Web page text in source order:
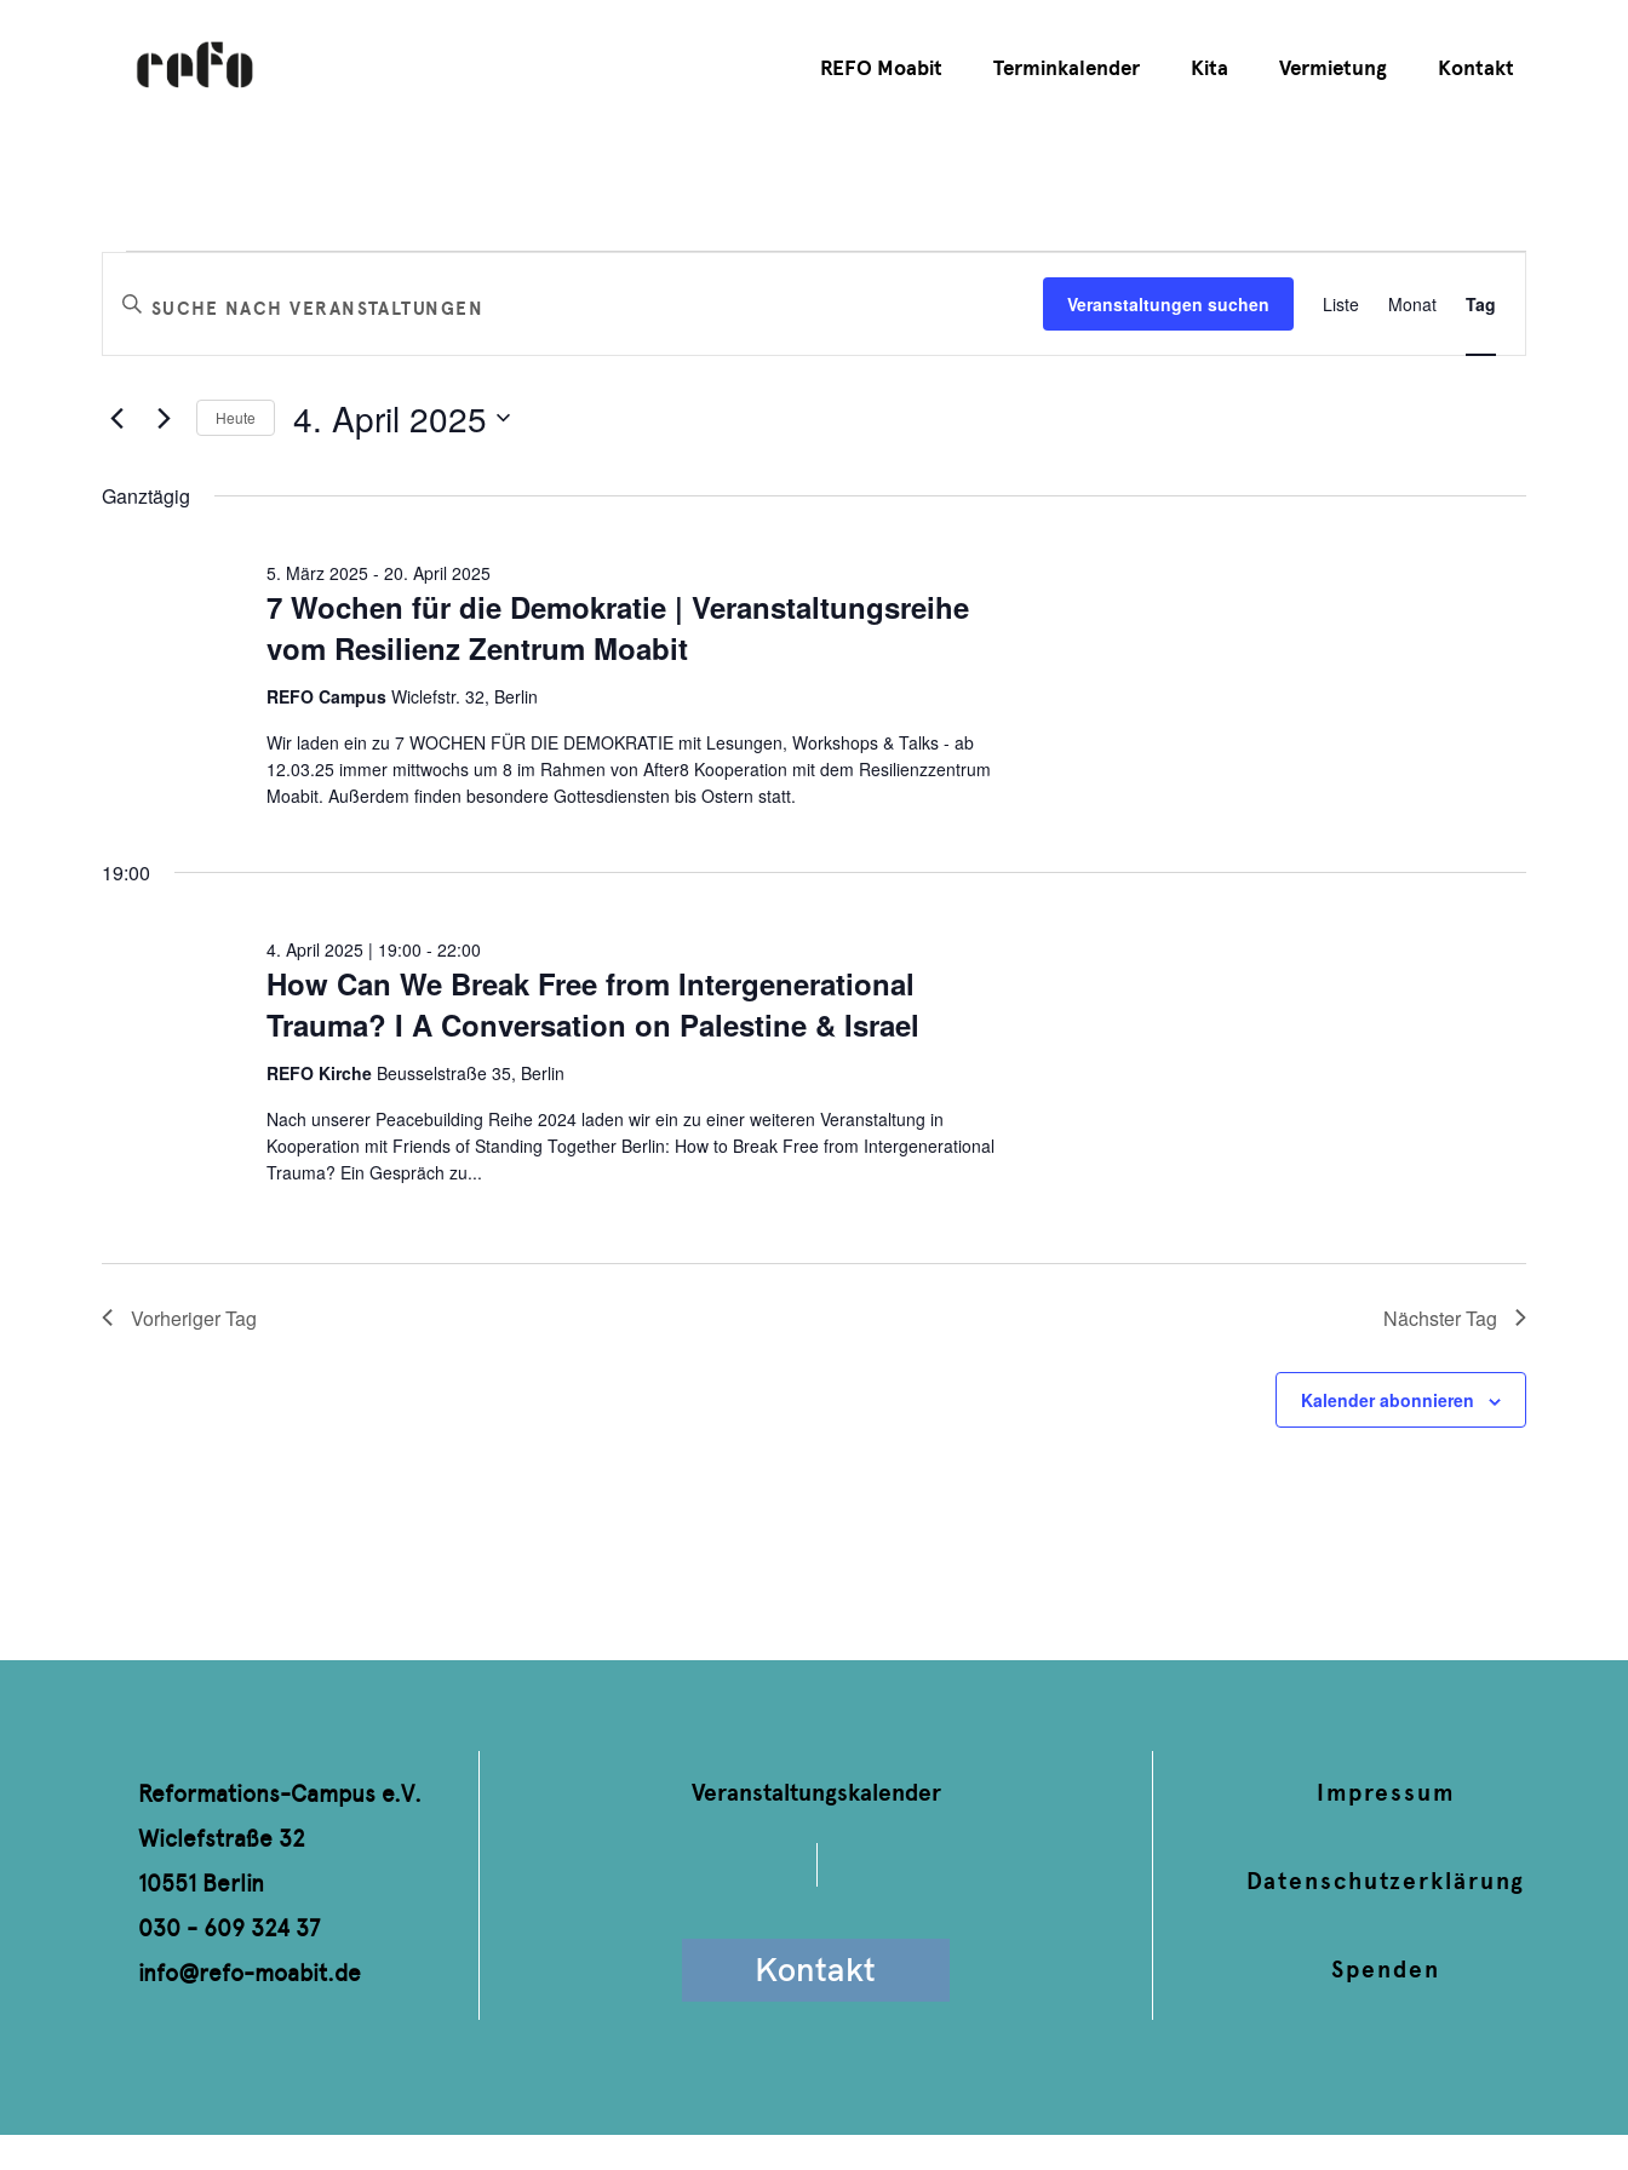
REFO Moabit Terminkalender Kita Vermietung Kontakt
Veranstaltungen
für
Veranstaltungen
Suche
und
Ansichten,
Navigation
Schlüsselwort
eingeben.
nach
Schlüsselwort.
Veranstaltungen suchen
Ansichten-
Liste Monat Tag
Heute 4. April 2025
wählen.
Ganztägig
7 Wochen für die Demokratie | Veranstaltungsreihe
vom Resilienz Zentrum Moabit
5. März 2025- 20. April 2025
REFO Campus Wiclefstr. 32, Berlin
Wir laden ein zu 7 WOCHEN FÜR DIE DEMOKRATIE mit Lesungen, Workshops & Talks - ab
12.03.25 immer mittwochs um 8 im Rahmen von After8 Kooperation mit dem Resilienzzentrum
Moabit. Außerdem finden besondere Gottesdiensten bis Ostern statt.
19:00
How Can We Break Free from Intergenerational
Trauma? I A Conversation on Palestine & Israel
4. April 2025 | 19:00 - 22:00
REFO Kirche Beusselstraße 35, Berlin
Nach unserer Peacebuilding Reihe 2024 laden wir ein zu einer weiteren Veranstaltung in
Kooperation mit Friends of Standing Together Berlin: How to Break Free from Intergenerational
Trauma? Ein Gespräch zu...
Vorheriger Tag Nächster Tag
Kalender abonnieren
Reformations-Campus e.V.
Wiclefstraße 32
10551 Berlin
030 - 609 324 37
info@refo-moabit.de
Impressum
Veranstaltungskalender
Datenschutzerklärung
Kontakt Spenden